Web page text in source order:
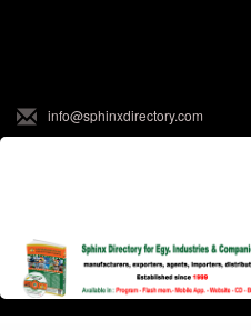
info@sphinxdirectory.com